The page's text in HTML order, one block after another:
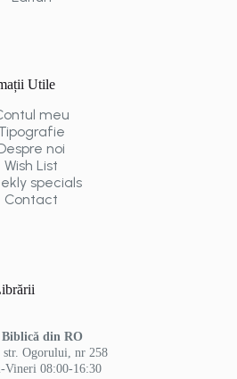
Utile
meu
noi
Wish List
specials
Contact
Biblică din RO
str. Ogorului, nr 258
Vineri 08:00-16:30